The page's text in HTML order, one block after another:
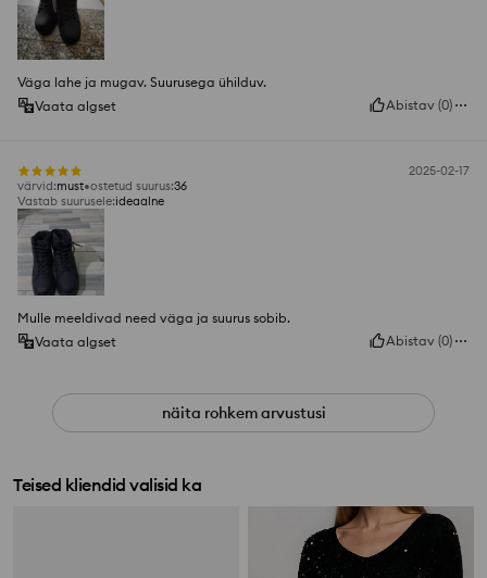
Väga lahe ja mugav. Suurusega ühilduv.
Vaata algset
Abistav (0)
2025-02-17
värvid:must ostetud suurus:36
Vastab suurusele:ideaalne
Mulle meeldivad need väga ja suurus sobib.
Vaata algset
Abistav (0)
näita rohkem arvustusi
Teised kliendid valisid ka